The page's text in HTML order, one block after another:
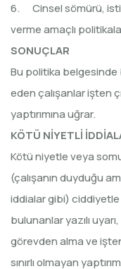
6. Cinsel sömürü,
verme amaçlı
SONUÇLAR
Bu politika belgesinde
eden çalışanlar işten
yaptırımına uğrar.
KÖTÜ NİYETLİ
Kötü niyetle veya
(çalışanın duyduğu
iddialar gibi) ciddiyetle
bulunanlar yazılı
görevden alma ve
sınırlı olmayan